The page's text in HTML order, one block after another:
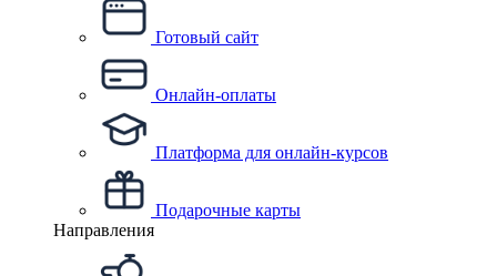
Готовый сайт
Онлайн-оплаты
Платформа для онлайн-курсов
Подарочные карты
Направления